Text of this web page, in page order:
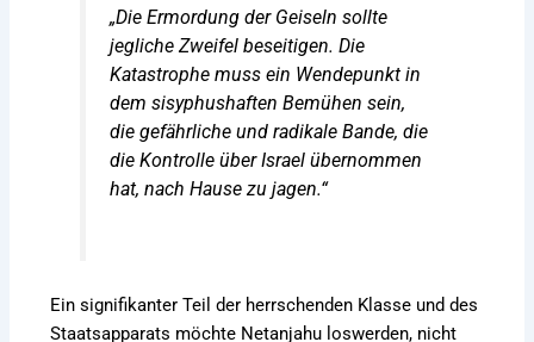
„Die Ermordung der Geiseln sollte
jegliche Zweifel beseitigen. Die
Katastrophe muss ein Wendepunkt in
dem sisyphushaften Bemühen sein,
die gefährliche und radikale Bande, die
die Kontrolle über Israel übernommen
hat, nach Hause zu jagen.“
Ein signifikanter Teil der herrschenden Klasse und des
Staatsapparats möchte Netanjahu loswerden, nicht